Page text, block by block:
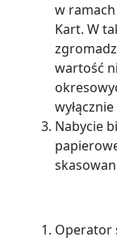
w
Kart. W
wartość
Nabycie
Operator